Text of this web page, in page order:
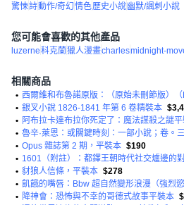
驚悚詩動作/奇幻情色歷史小說 幽默/諷刺小說
您可能會喜歡的其他產品
luzerne科克蘭獵人漫畫charlesmidnight-
相關商品
• 西爾維和布魯諾原版：（原始未刪節版）
• 銀叉小說 1826-1841 年第 6 卷精裝本
• 阿布拉卡達布拉你死定了：魔法謀殺之謎
• 魯辛·萊恩：或關鍵時刻：一部小說；卷。
• Opus 雜誌第 2 期，平裝本 $190
• 1601（附註）：都鐸王朝時代社交爐邊的
• 豺狼人信條，平裝本 $278
• 飢餓的嘴唇：Bbw 超自然變形浪漫（強烈
• 降神會：恐怖與不幸的哥德式故事平裝本